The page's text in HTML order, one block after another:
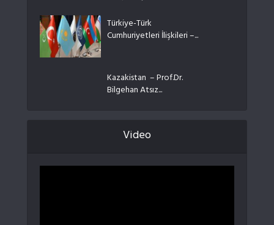
Türkiye-Türk
Cumhuriyetleri İlişkileri –...
Kazakistan – Prof.Dr.
Bilgehan Atsız...
Video